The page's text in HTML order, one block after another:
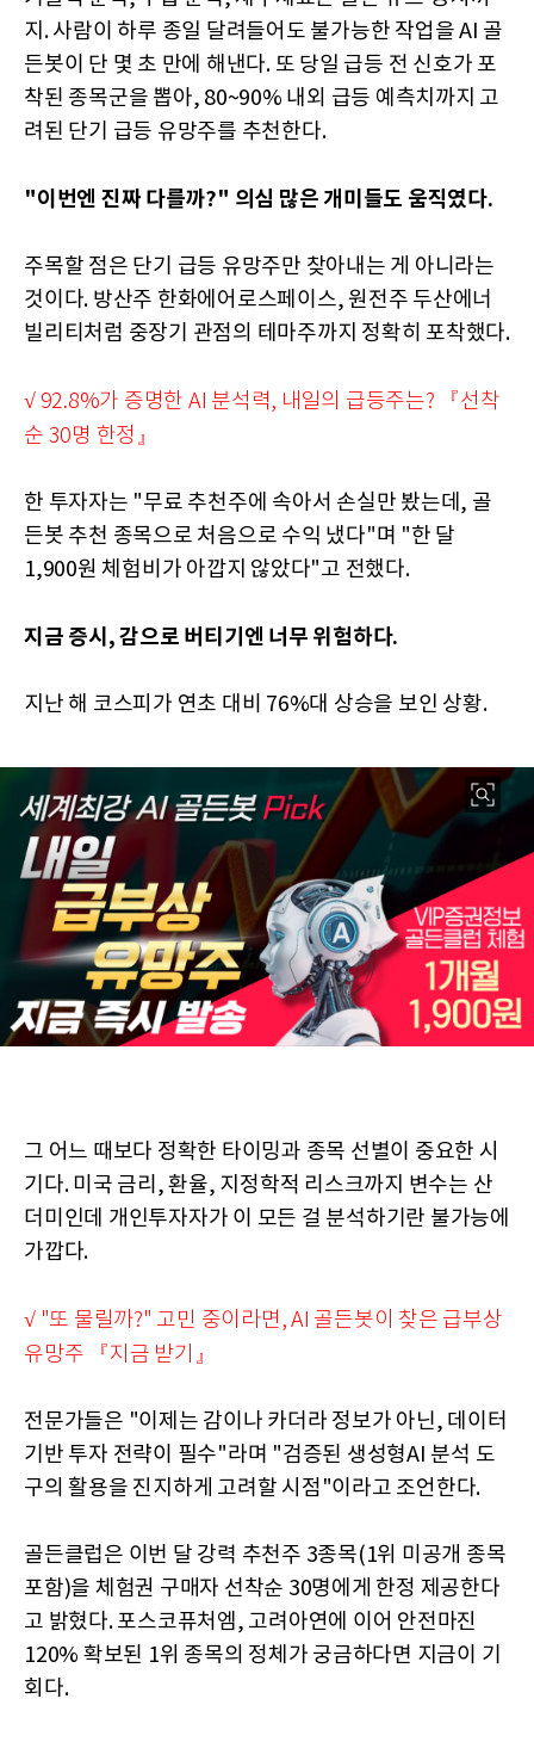
지. 사람이 하루 종일 달려들어도 불가능한 작업을 AI 골
든봇이 단 몇 초 만에 해낸다. 또 당일 급등 전 신호가 포
착된 종목군을 뽑아, 80~90% 내외 급등 예측치까지 고
려된 단기 급등 유망주를 추천한다.
"이번엔 진짜 다를까?" 의심 많은 개미들도 움직였다.
주목할 점은 단기 급등 유망주만 찾아내는 게 아니라는
것이다. 방산주 한화에어로스페이스, 원전주 두산에너
빌리티처럼 중장기 관점의 테마주까지 정확히 포착했다.
√ 92.8%가 증명한 AI 분석력, 내일의 급등주는? 『선착
순 30명 한정』
한 투자자는 "무료 추천주에 속아서 손실만 봤는데, 골
든봇 추천 종목으로 처음으로 수익 냈다"며 "한 달
1,900원 체험비가 아깝지 않았다"고 전했다.
지금 증시, 감으로 버티기엔 너무 위험하다.
지난 해 코스피가 연초 대비 76%대 상승을 보인 상황.
그 어느 때보다 정확한 타이밍과 종목 선별이 중요한 시
기다. 미국 금리, 환율, 지정학적 리스크까지 변수는 산
더미인데 개인투자자가 이 모든 걸 분석하기란 불가능에
가깝다.
√ "또 물릴까?" 고민 중이라면, AI 골든봇이 찾은 급부상
유망주 『지금 받기』
전문가들은 "이제는 감이나 카더라 정보가 아닌, 데이터
기반 투자 전략이 필수"라며 "검증된 생성형AI 분석 도
구의 활용을 진지하게 고려할 시점"이라고 조언한다.
골든클럽은 이번 달 강력 추천주 3종목(1위 미공개 종목
포함)을 체험권 구매자 선착순 30명에게 한정 제공한다
고 밝혔다. 포스코퓨처엠, 고려아연에 이어 안전마진
120% 확보된 1위 종목의 정체가 궁금하다면 지금이 기
회다.